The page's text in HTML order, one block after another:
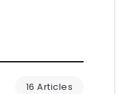
16 Articles